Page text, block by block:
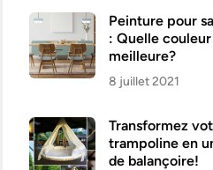
Peinture pour
: Quelle couleur
meilleure?
8 juillet 2021
Transformez
trampoline en
de balançoire!